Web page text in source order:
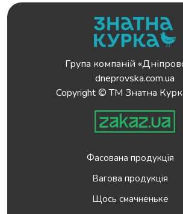
Група компаній
dneprovska.com.ua
Copyright © ТМ Знатна
Фасована продукція
Вагова продукція
Щось смачненьке